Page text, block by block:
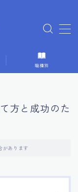
職種別
方と成功のた
があります